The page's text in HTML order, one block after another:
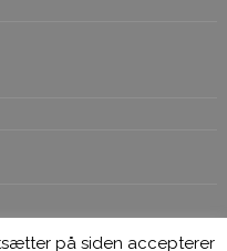
rettigheder forbeholdes. Vi
på siden accepterer